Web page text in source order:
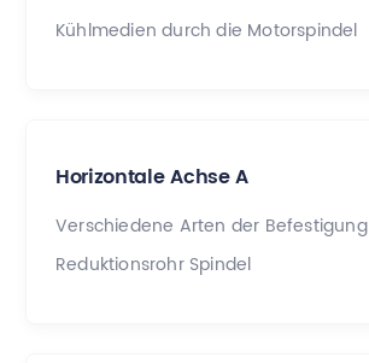
Kühlmedien durch die Motorspindel
Horizontale Achse A
Verschiedene Arten der Befestigung
Reduktionsrohr Spindel